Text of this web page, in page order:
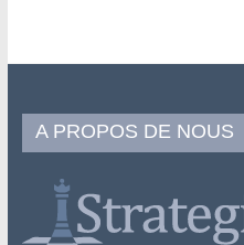
A PROPOS DE NOUS